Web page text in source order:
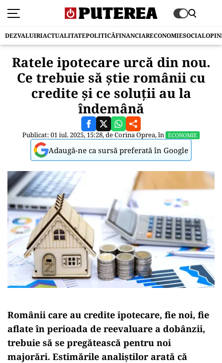
DEZVALUIRIACTUALITATEPOLITICĂFINANCIARECONOMIESOCIAL
Ratele ipotecare urcă din nou.
Ce trebuie să știe românii cu
credite și ce soluții au la
îndemână
Publicat: 01 iul. 2025, 15:28, deCorina Oprea, în ECONOMIE
Adaugă-ne ca sursă preferată în Google
Românii care au credite ipotecare, fie noi, fie
aflate în perioada de reevaluare a dobânzii,
trebuie să se pregătească pentru noi
majorări. Estimările analiștilor arată că